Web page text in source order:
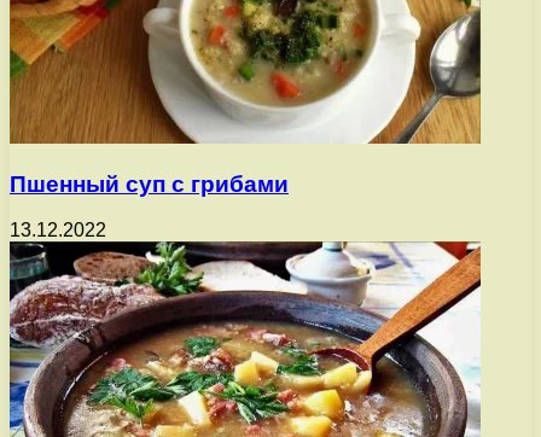
Пшенный суп с грибами
13.12.2022